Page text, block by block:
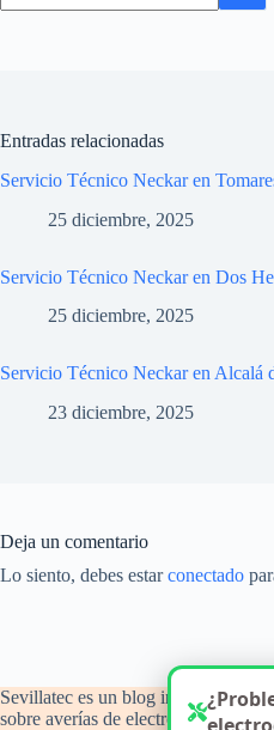
Entradas relacionadas
Servicio Técnico Neckar en
25 diciembre, 2025
Servicio Técnico Neckar en Dos
25 diciembre, 2025
Servicio Técnico Neckar en Alcalá
23 diciembre, 2025
Deja un comentario
Lo siento, debes estarconectado
Sevillatec es un blog informativo y
sobre averías de electrodomésticos